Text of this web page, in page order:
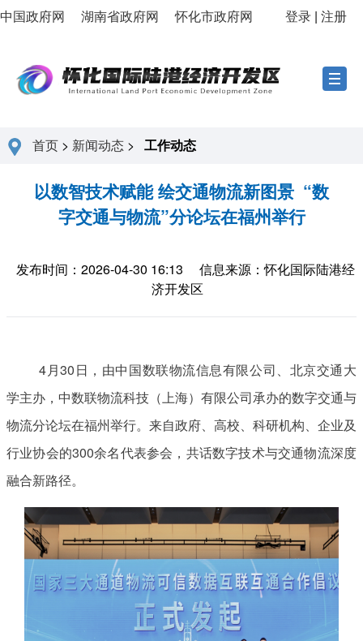
中国政府网 湖南省政府网 怀化市政府网 登录 | 注册
首页 > 新闻动态 > 工作动态
以数智技术赋能 绘交通物流新图景 “数
字交通与物流”分论坛在福州举行
发布时间：2026-04-30 16:13
信息来源：怀化国际陆港经
济开发区
4月30日，由中国数联物流信息有限公司、北京交通大
学主办，中数联物流科技（上海）有限公司承办的数字交通与
物流分论坛在福州举行。来自政府、高校、科研机构、企业及
行业协会的300余名代表参会，共话数字技术与交通物流深度
融合新路径。